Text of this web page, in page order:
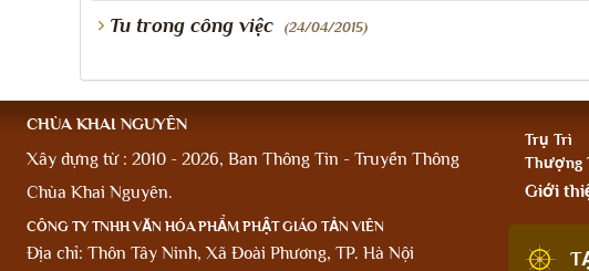
Tu trong công việc (24/04/2015)
CHÙA KHAI NGUYÊN
Xây dựng từ : 2010 - 2026, Ban Thông Tin - Truyền Thông
Chùa Khai Nguyên.
CÔNG TY TNHH VĂN HÓA PHẨM PHẬT GIÁO TẢN VIÊN
Địa chỉ: Thôn Tây Ninh, Xã Đoài Phương, TP. Hà Nội
Trụ Trì
Thượng
Giới